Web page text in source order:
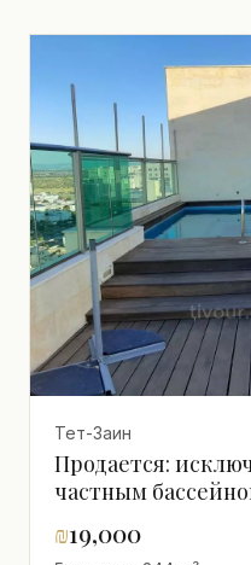
Тет-Заин
Продается:
частным
₪19,000